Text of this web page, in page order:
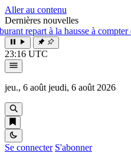
Aller au contenu
Dernières nouvelles
à la hausse à compter du
23:16 UTC
jeu., 6 août jeudi, 6 août 2026
Se connecter S'abonner